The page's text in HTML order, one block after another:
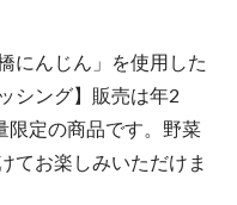
にんじん」を使用した
シング】販売は年2
限定の商品です。野菜
てお楽しみいただけま